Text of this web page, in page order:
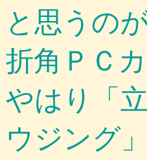
と思うの
折角ＰＣ
やはり
「
ウジング